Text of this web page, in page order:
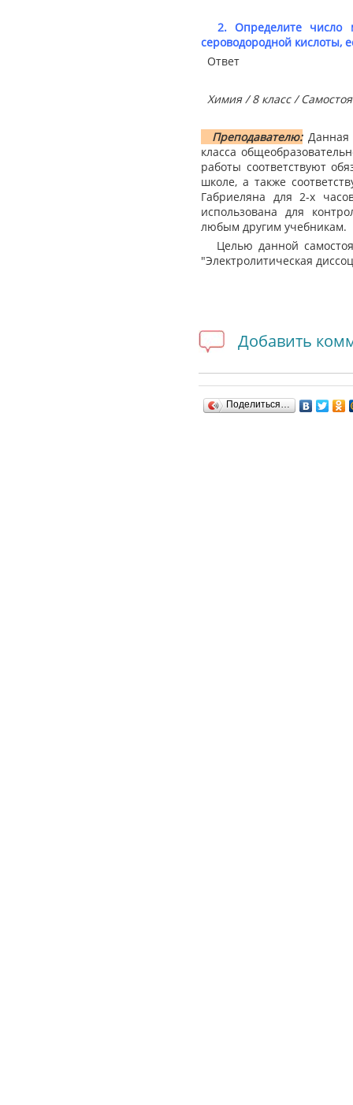
2. Определите число
сероводородной кислоты,
Ответ
Химия / 8 класс /
Преподавателю:Данная
класса
работы соответствуют
школе, а также
Габриеляна для 2-х
использована для
любым другим учебникам.
Целью данной
"Электролитическая
Добавить
Поделиться…